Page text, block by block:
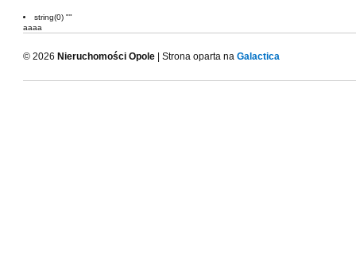
string(0) ""
aaaa
© 2026 Nieruchomości Opole | Strona oparta na Galactica